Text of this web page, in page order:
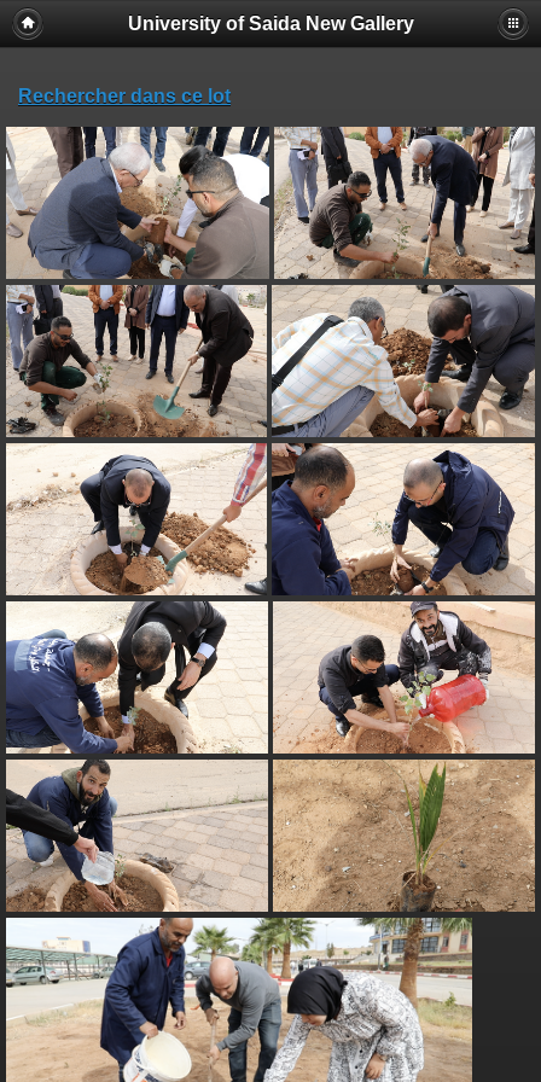
University of Saida New Gallery
Rechercher dans ce lot